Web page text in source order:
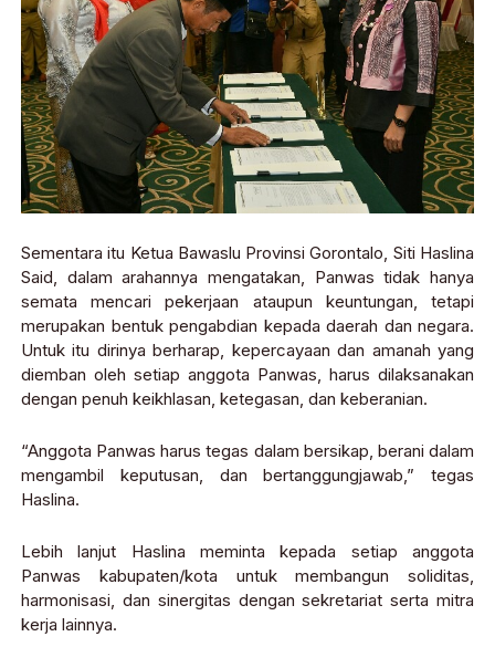
Sementara itu Ketua Bawaslu Provinsi Gorontalo, Siti Haslina
Said, dalam arahannya mengatakan, Panwas tidak hanya
semata mencari pekerjaan ataupun keuntungan, tetapi
merupakan bentuk pengabdian kepada daerah dan negara.
Untuk itu dirinya berharap, kepercayaan dan amanah yang
diemban oleh setiap anggota Panwas, harus dilaksanakan
dengan penuh keikhlasan, ketegasan, dan keberanian.
“Anggota Panwas harus tegas dalam bersikap, berani dalam
mengambil keputusan, dan bertanggungjawab,” tegas
Haslina.
Lebih lanjut Haslina meminta kepada setiap anggota
Panwas kabupaten/kota untuk membangun soliditas,
harmonisasi, dan sinergitas dengan sekretariat serta mitra
kerja lainnya.